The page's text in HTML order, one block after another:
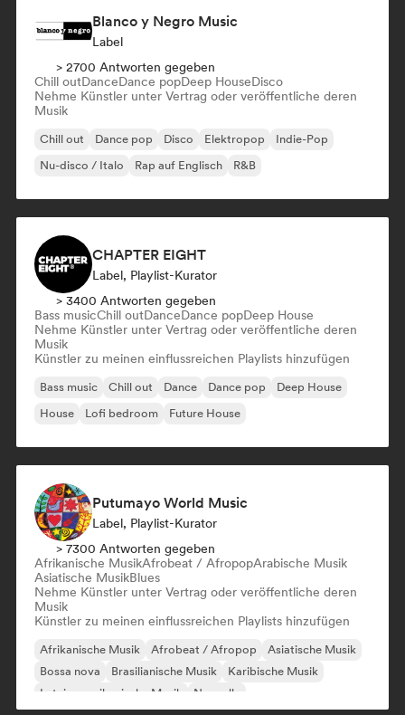
Blanco y Negro Music
Label
> 2700 Antworten gegeben
Chill outDanceDance popDeep HouseDisco
Nehme Künstler unter Vertrag oder veröffentliche deren
Musik
Chill out Dance pop Disco Elektropop
Indie-Pop
Nu-disco / Italo
Rap auf Englisch R&B
CHAPTER EIGHT
Label, Playlist-Kurator
> 3400 Antworten gegeben
Bass musicChill outDanceDance popDeep House
Nehme Künstler unter Vertrag oder veröffentliche deren
Musik
Künstler zu meinen einflussreichen Playlists hinzufügen
Bass music Chill out Dance Dance pop
Deep House
House
Lofi bedroom Future House
Putumayo World Music
Label, Playlist-Kurator
> 7300 Antworten gegeben
Afrikanische MusikAfrobeat / AfropopArabische Musik
Asiatische MusikBlues
Nehme Künstler unter Vertrag oder veröffentliche deren
Musik
Künstler zu meinen einflussreichen Playlists hinzufügen
Afrikanische Musik Afrobeat / Afropop
Asiatische Musik
Bossa nova
Brasilianische Musik
Karibische Musik
Lateinamerikanische Musik
Nouvelle